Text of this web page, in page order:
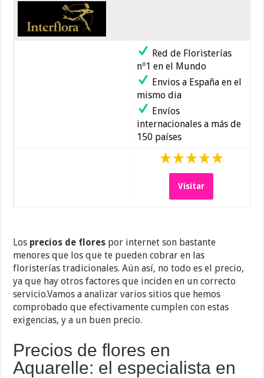
Red de Floristerías
nº1 en el Mundo
Envios a España en el
mismo dia
Envíos
internacionales a más de
150 países
Visitar
Los precios de flores por internet son bastante
menores que los que te pueden cobrar en las
floristerías tradicionales. Aún así, no todo es el precio,
ya que hay otros factores que inciden en un correcto
servicio.Vamos a analizar varios sitios que hemos
comprobado que efectivamente cumplen con estas
exigencias, y a un buen precio.
Precios de flores en
Aquarelle: el especialista en